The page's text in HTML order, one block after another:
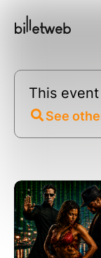
This
See